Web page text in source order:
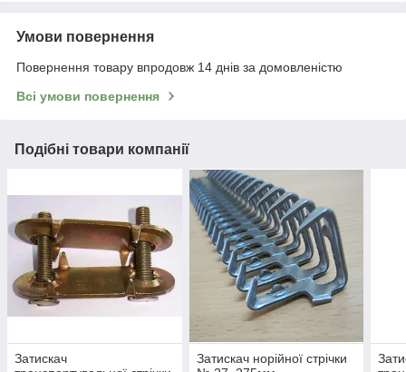
Умови повернення
Повернення товару впродовж 14 днів за домовленістю
Всі умови повернення
Подібні товари компанії
Затискач
Затискач норійної стрічки